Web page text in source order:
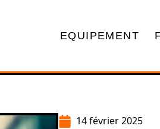
EQUIPEMENT
14 février 2025